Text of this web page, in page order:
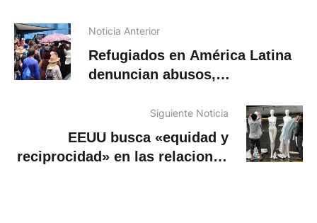
Noticia Anterior
Refugiados en América Latina
denuncian abusos,
Siguiente Noticia
EEUU busca «equidad y
reciprocidad» en las relaciones